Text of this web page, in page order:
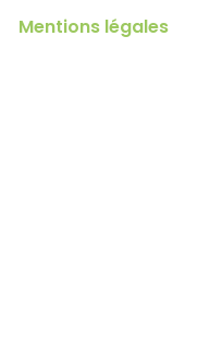
Mentions légales